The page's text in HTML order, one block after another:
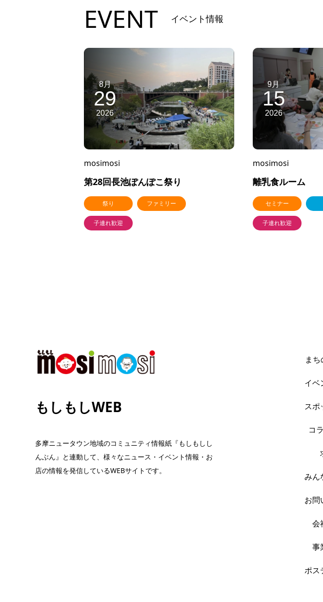
EVENT イベント情報
8月
29
2026
mosimosi
第28回長池ぽんぽこ祭り
祭り ファミリー
子連れ歓迎
9月
15
2026
mosimosi
離乳食ルーム
セミナー
子連れ歓迎
もしもしWEB
多摩ニュータウン地域のコミュニティ情報紙『もしもしし
んぶん』と連動して、様々なニュース・イベント情報・お
店の情報を発信しているWEBサイトです。
まち
イベ
スポ
コ
みん
お問
会
事
ポス